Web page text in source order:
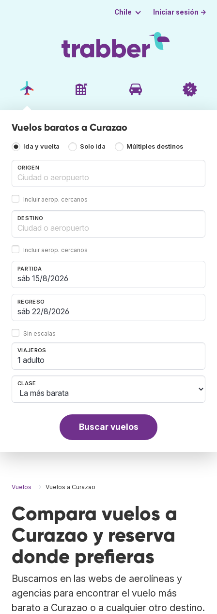
Chile Iniciar sesión →
Vuelos baratos a Curazao
Ida y vuelta Solo ida Múltiples destinos
ORIGEN
Incluir aerop. cercanos
DESTINO
Incluir aerop. cercanos
PARTIDA
REGRESO
Sin escalas
VIAJEROS
1 adulto
CLASE
Buscar vuelos
Vuelos Vuelos a Curazao
Compara vuelos a
Curazao y reserva
donde prefieras
Buscamos en las webs de aerolíneas y
agencias para encontrar el vuelo más
barato a Curazao o a cualquier otro destino.